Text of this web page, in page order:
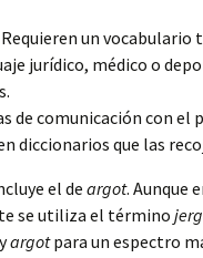
Requieren un vocabulario
jurídico, médico o
de comunicación con
diccionarios que las
el deargot. Aunque
se utiliza el término
argotpara un espectro